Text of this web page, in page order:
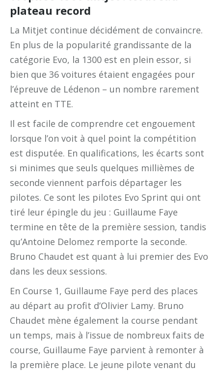
plateau record
La Mitjet continue décidément de convaincre.
En plus de la popularité grandissante de la
catégorie Evo, la 1300 est en plein essor, si
bien que 36 voitures étaient engagées pour
l’épreuve de Lédenon – un nombre rarement
atteint en TTE.
Il est facile de comprendre cet engouement
lorsque l’on voit à quel point la compétition
est disputée. En qualifications, les écarts sont
si minimes que seuls quelques millièmes de
seconde viennent parfois départager les
pilotes. Ce sont les pilotes Evo Sprint qui ont
tiré leur épingle du jeu : Guillaume Faye
termine en tête de la première session, tandis
qu’Antoine Delomez remporte la seconde.
Bruno Chaudet est quant à lui premier des Evo
dans les deux sessions.
En Course 1, Guillaume Faye perd des places
au départ au profit d’Olivier Lamy. Bruno
Chaudet mène également la course pendant
un temps, mais à l’issue de nombreux faits de
course, Guillaume Faye parvient à remonter à
la première place. Le jeune pilote venant du